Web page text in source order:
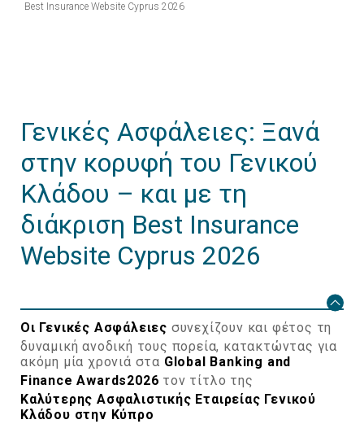
Best Insurance Website Cyprus 2026
Γενικές Ασφάλειες: Ξανά
στην κορυφή του Γενικού
Κλάδου – και με τη
διάκριση Best Insurance
Website Cyprus 2026
Οι Γενικές Ασφάλειες συνεχίζουν και φέτος τη
δυναμική ανοδική τους πορεία, κατακτώντας για
ακόμη μία χρονιά στα Global Banking and
Finance Awards2026 τον τίτλο της
Καλύτερης Ασφαλιστικής Εταιρείας Γενικού
Κλάδου στην Κύπρο